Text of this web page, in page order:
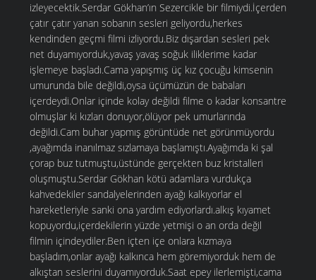
izleyecektik.Serdar Gökhan’ın Sezercikle bir filmiydi.İçerden
çatır çatır yanan sobanın sesleri geliyordu,herkes
kendinden geçmi filmi izliyordu.Biz dışardan sesleri pek
net duyamıyorduk,yavaş yavaş soğuk iliklerime kadar
işlemeye başladı.Cama yapışmış üç kız çocuğu kimsenin
umurunda bile değildi,oysa üçümüzün de babaları
içerdeydi.Onlar içinde kolay değildi filme o kadar konsantre
olmuşlar ki kızları donuyor,ölüyor pek umurlarında
değildi.Cam buhar yapmış görüntüde net görünmüyordu
,ayağımda inanılmaz sızlamaya başlamıştı.Ayağımda ki şal
çorap buz tutmuştu,üstünde gerçekten buz kristalleri
oluşmuştu.Serdar Gökhan kötü adamlara vurdukça
kahvedekiler sandalyelerinden ayağı kalkıyorlar el
hareketleriyle sanki ona yardım ediyorlardı.alkış kıyamet
kopuyordu,içerdekilerin yüzde yetmişi o an orda değil
filmin içindeydiler.Ben içten içe onlara kızmaya
başladım,onlar ayağı kalkınca hem göremiyorduk hem de
alkıştan seslerini duyamıyorduk.Saat epey ilerlemişti,cama